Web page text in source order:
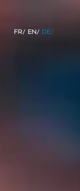
FR/ EN/ DE/